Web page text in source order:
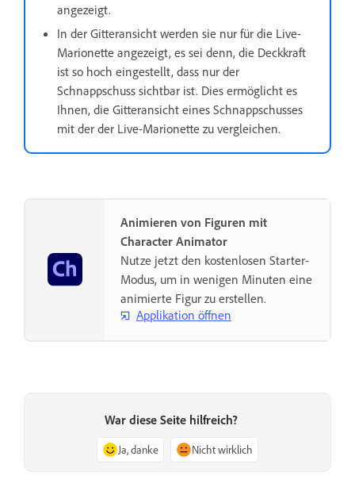
angezeigt.
In der Gitteransicht werden sie nur für die Live-
Marionette angezeigt, es sei denn, die Deckkraft
ist so hoch eingestellt, dass nur der
Schnappschuss sichtbar ist. Dies ermöglicht es
Ihnen, die Gitteransicht eines Schnappschusses
mit der der Live-Marionette zu vergleichen.
Animieren von Figuren mit
Character Animator
Nutze jetzt den kostenlosen Starter-
Modus, um in wenigen Minuten eine
animierte Figur zu erstellen.
Applikation öffnen
War diese Seite hilfreich?
Ja, danke Nicht wirklich